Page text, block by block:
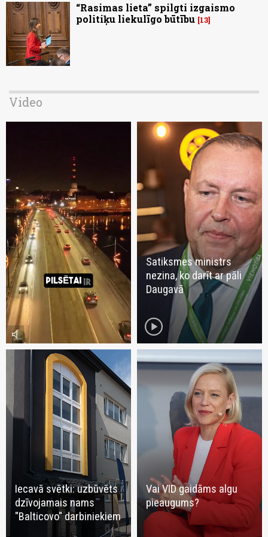
“Rasimas lieta” spilgti izgaismo
politiķu liekulīgo būtību 13
Video
volume_mute
Satiksmes ministrs
nezina, ko darīt ar pāli
Daugavā
play_circle
Iecavā svētki: uzbūvēts
dzīvojamais nams
"Balticovo" darbiniekiem
Vai VID gaidāms algu
pieaugums?